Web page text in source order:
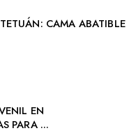
CAMA ABATIBLE
EN
PARA ...